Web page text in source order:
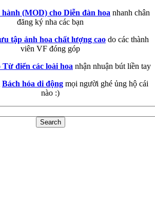
hành (MOD) cho Diễn đàn hoa nhanh chân
đăng ký nha các bạn
tập ảnh hoa chất lượng cao do các thành
viên VF đóng góp
Từ điển các loài hoa nhận nhuận bút liền tay
Bách hóa di động mọi người ghé ủng hộ cái
nào :)